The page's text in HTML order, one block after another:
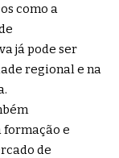
como a
já pode ser
regional e na
formação e
de